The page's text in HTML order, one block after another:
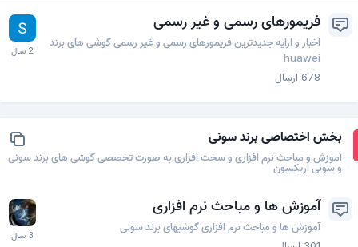
فریمورهای رسمی و غیر رسمی
اخبار و ارایه جدیدترین فریمورهای رسمی و غیر رسمی گوشی های برند
huawei
678
ارسال
بخش اختصاصی برند سونی
آموزش و مباحث نرم افزاری و سخت افزاری به صورت تخصصی گوشی های برند سونی
و سونی اریکسون
آموزش ها و مباحث نرم افزاری
آموزش ها و مباحث نرم افزاری گوشیهای برند سونی